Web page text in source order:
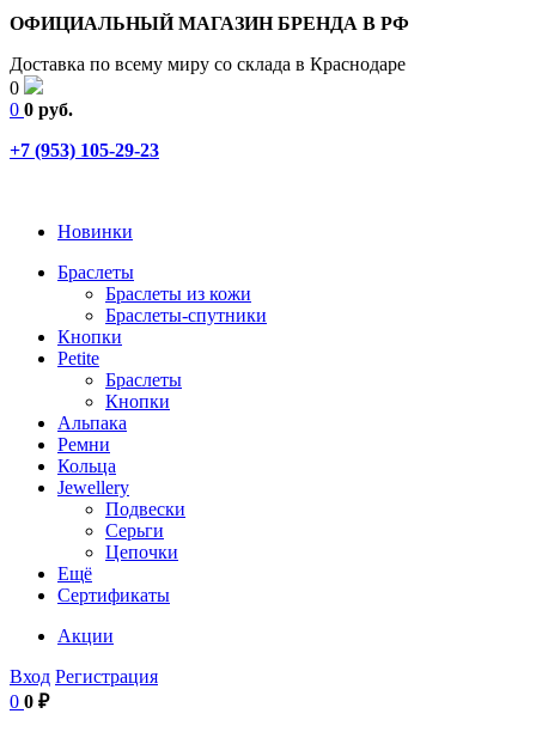
ОФИЦИАЛЬНЫЙ МАГАЗИН БРЕНДА В РФ
Доставка по всему миру со склада в Краснодаре
0
0 0 руб.
+7 (953) 105-29-23
Новинки
Браслеты
Браслеты из кожи
Браслеты-спутники
Кнопки
Petite
Браслеты
Кнопки
Альпака
Ремни
Кольца
Jewellery
Подвески
Серьги
Цепочки
Ещё
Сертификаты
Акции
Вход Регистрация
0 0 ₽